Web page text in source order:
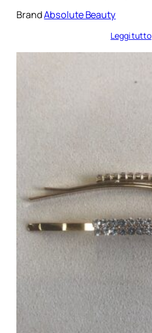
BrandAbsolute Beauty
Leggi tutto